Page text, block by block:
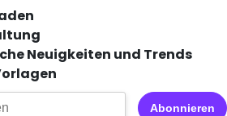
Neuigkeiten und Trends
Abonnieren